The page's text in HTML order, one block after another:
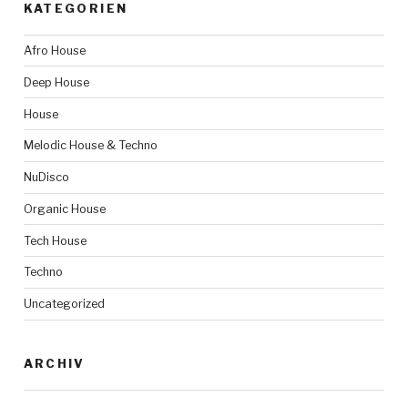
KATEGORIEN
Afro House
Deep House
House
Melodic House & Techno
NuDisco
Organic House
Tech House
Techno
Uncategorized
ARCHIV